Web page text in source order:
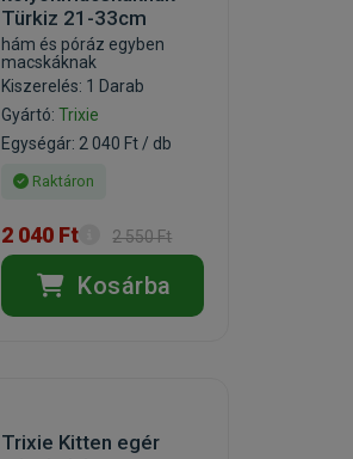
Türkiz 21-33cm
hám és póráz egyben
macskáknak
Kiszerelés: 1 Darab
Gyártó:Trixie
Egységár: 2 040 Ft / db
Raktáron
2 040 Ft 2 550 Ft
Kosárba
Trixie Kitten egér